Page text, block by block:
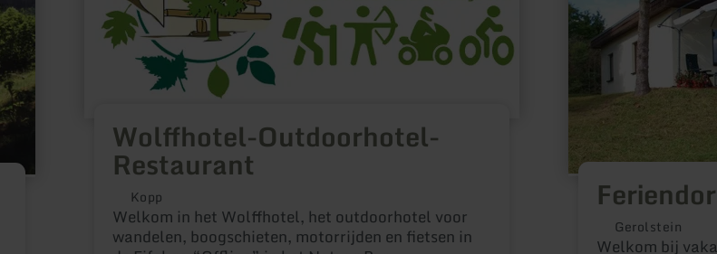
Wolffhotel-Outdoorhotel-
Restaurant
Kopp
Welkom in het Wolffhotel, het outdoorhotel voor
wandelen, boogschieten, motorrijden en fietsen in
Gerolstein
Welkom bij